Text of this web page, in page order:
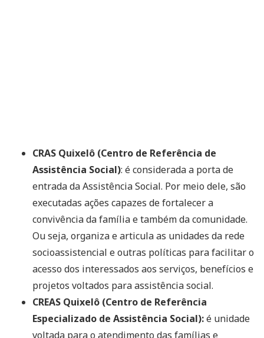
CRAS Quixelô (Centro de Referência de
Assistência Social): é considerada a porta de
entrada da Assistência Social. Por meio dele, são
executadas ações capazes de fortalecer a
convivência da família e também da comunidade.
Ou seja, organiza e articula as unidades da rede
socioassistencial e outras políticas para facilitar o
acesso dos interessados aos serviços, benefícios e
projetos voltados para assistência social.
CREAS Quixelô (Centro de Referência
Especializado de Assistência Social):é unidade
voltada para o atendimento das famílias e